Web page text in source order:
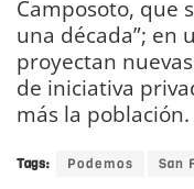
Camposoto, que
una década”; en
proyectan
de iniciativa
más la población.
Tags: Podemos San